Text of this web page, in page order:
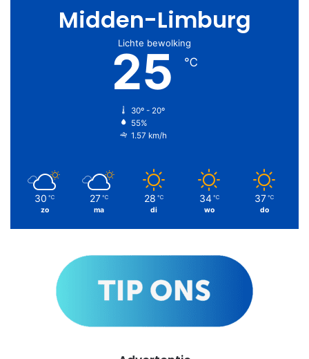
Midden-Limburg
Lichte bewolking
25 ℃
30º - 20º
55%
1.57 km/h
30 ℃
zo
27 ℃
ma
28 ℃
di
34 ℃
wo
37 ℃
do